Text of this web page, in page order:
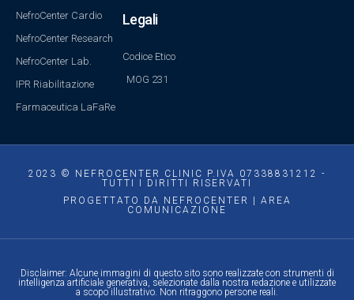
NefroCenter Cardio
NefroCenter Research
NefroCenter Lab.
IPR Riabilitazione
Farmaceutica LaFaRe
Legali
Codice Etico
MOG 231
2023 © NEFROCENTER CLINIC P.IVA 07338831212 -
TUTTI I DIRITTI RISERVATI
PROGETTATO DA NEFROCENTER | AREA
COMUNICAZIONE
Disclaimer: Alcune immagini di questo sito sono realizzate con strumenti di
intelligenza artificiale generativa, selezionate dalla nostra redazione e utilizzate
a scopo illustrativo. Non ritraggono persone reali.